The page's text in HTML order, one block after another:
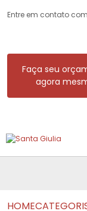
Entre em contato
Faça seu
agora
HOME